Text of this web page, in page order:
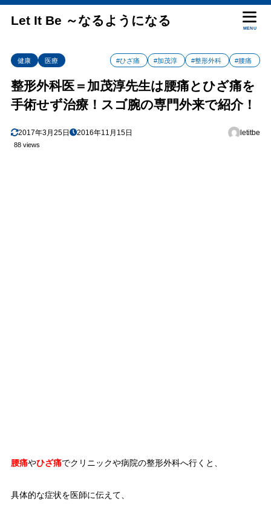
Let It Be ～なるようになる
MENU
健康 医療 #ひざ痛 #加茂淳 #整形外科 #腰痛
整形外科医＝加茂淳先生は腰痛とひざ痛を
手術せず治療！スゴ腕の専門外来で紹介！
2017年3月25日 2016年11月15日 letitbe
88 views
腰痛やひざ痛でクリニックや病院の整形外科へ行くと、
具体的な症状を医師に伝えて、